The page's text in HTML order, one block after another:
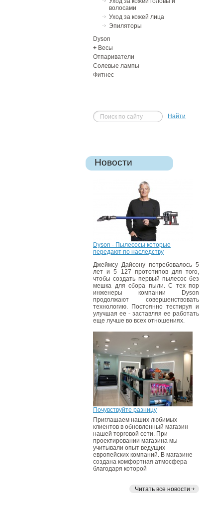
волосами
Уход за кожей лица
Эпиляторы
Dyson
+ Весы
Отпариватели
Солевые лампы
Фитнес
Найти
Новости
Dyson - Пылесосы которые
передают по наследству
Джеймсу Дайсону потребовалось 5
лет и 5 127 прототипов для того,
чтобы создать первый пылесос без
мешка для сбора пыли. С тех пор
инженеры компании Dyson
продолжают совершенствовать
технологию. Постоянно тестируя и
улучшая ее - заставляя ее работать
еще лучше во всех отношениях.
Почувствуйте разницу
Приглашаем наших любимых
клиентов в обновленный магазин
нашей торговой сети. При
проектировании магазина мы
учитывали опыт ведущих
европейских компаний. В магазине
создана комфортная атмосфера
благодаря которой
Читать все новости